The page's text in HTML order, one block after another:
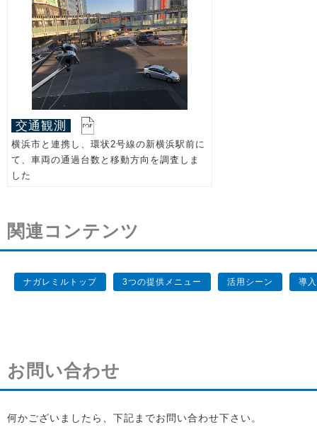
交通観測
横浜市と連携し、環状2号線の新横浜駅前に
て、車両の通過台数と移動方向を調査しま
した
関連コンテンツ
ナガレミルトップ 3つの提供メニュー 活用シーン 導
お問い合わせ
何かございましたら、下記までお問い合わせ下さい。